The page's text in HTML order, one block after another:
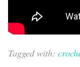
Tagged with: